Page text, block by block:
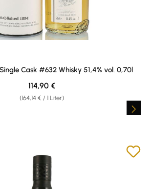
Cask #632 Whisky 51,4% vol. 0,70l
(164,14 € / 1 Liter)
Regulärer Preis:
114,90 €